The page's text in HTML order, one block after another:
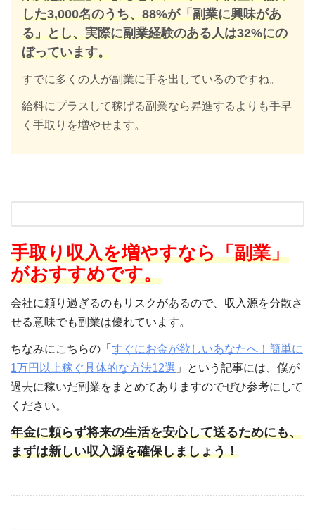
した3,000名のうち、88%が「副業に興味があ
る」とし、実際に副業経験のある人は32%にの
ぼっています。
すでに多くの人が副業に手を出しているのですね。
給料にプラスして稼げる副業なら昇進するよりも手早
く手取りを増やせます。
手取り収入を増やすなら「副業」
がおすすめです。
会社に頼り過ぎるのもリスクがあるので、収入源を分散さ
せる意味でも副業は優れています。
ちなみにこちらの「 すぐにお金が欲しいあなたへ！簡単に
1万円以上稼ぐ具体的な方法12選 」という記事には、僕が
過去に稼いだ副業をまとめてありますのでぜひ参考にして
ください。
年金に頼らず将来の生活を安心して送るためにも、
まずは新しい収入源を確保しましょう！